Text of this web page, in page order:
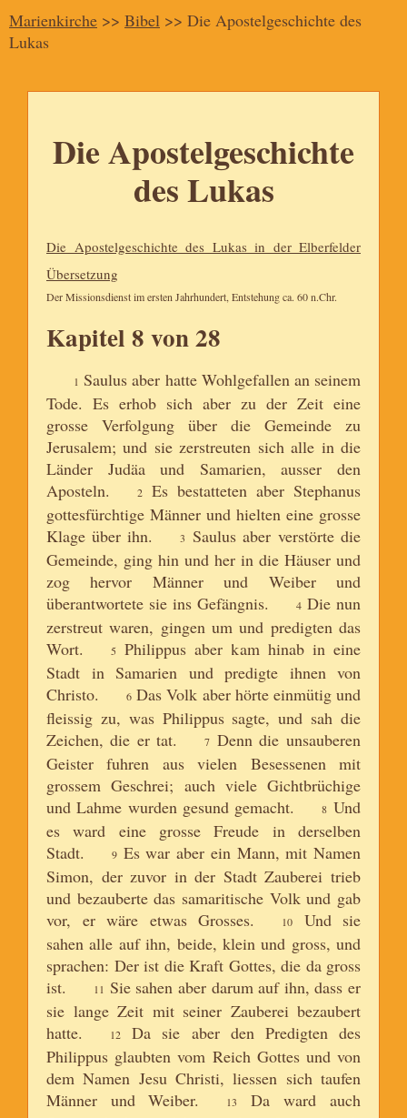
Die Apostelgeschichte
des Lukas
Die Apostelgeschichte des Lukas in der Elberfelder
Übersetzung
Der Missionsdienst im ersten Jahrhundert, Entstehung ca. 60 n.Chr.
Kapitel 8 von 28
1 Saulus aber hatte Wohlgefallen an seinem
Tode. Es erhob sich aber zu der Zeit eine
grosse Verfolgung über die Gemeinde zu
Jerusalem; und sie zerstreuten sich alle in die
Länder Judäa und Samarien, ausser den
Aposteln.
2
Es bestatteten aber Stephanus
gottesfürchtige Männer und hielten eine grosse
Klage über ihn.
3 Saulus aber verstörte die
Gemeinde, ging hin und her in die Häuser und
zog hervor Männer und Weiber und
überantwortete sie ins Gefängnis.
4 Die nun
zerstreut waren, gingen um und predigten das
Wort.
5
Philippus aber kam hinab in eine
Stadt in Samarien und predigte ihnen von
Christo.
6 Das Volk aber hörte einmütig und
fleissig zu, was Philippus sagte, und sah die
Zeichen, die er tat.
7 Denn die unsauberen
Geister fuhren aus vielen Besessenen mit
grossem Geschrei; auch viele Gichtbrüchige
und Lahme wurden gesund gemacht.
8 Und
es ward eine grosse Freude in derselben
Stadt.
9 Es war aber ein Mann, mit Namen
Simon, der zuvor in der Stadt Zauberei trieb
und bezauberte das samaritische Volk und gab
vor, er wäre etwas Grosses.
10
Und sie
sahen alle auf ihn, beide, klein und gross, und
sprachen: Der ist die Kraft Gottes, die da gross
ist.
11 Sie sahen aber darum auf ihn, dass er
sie lange Zeit mit seiner Zauberei bezaubert
hatte.
12
Da sie aber den Predigten des
Philippus glaubten vom Reich Gottes und von
dem Namen Jesu Christi, liessen sich taufen
Männer und Weiber.
13
Da ward auch
Marienkirche >> Bibel >> Die Apostelgeschichte des
Lukas